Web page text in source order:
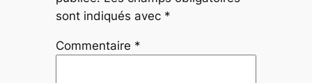
sont indiqués avec *
Commentaire *